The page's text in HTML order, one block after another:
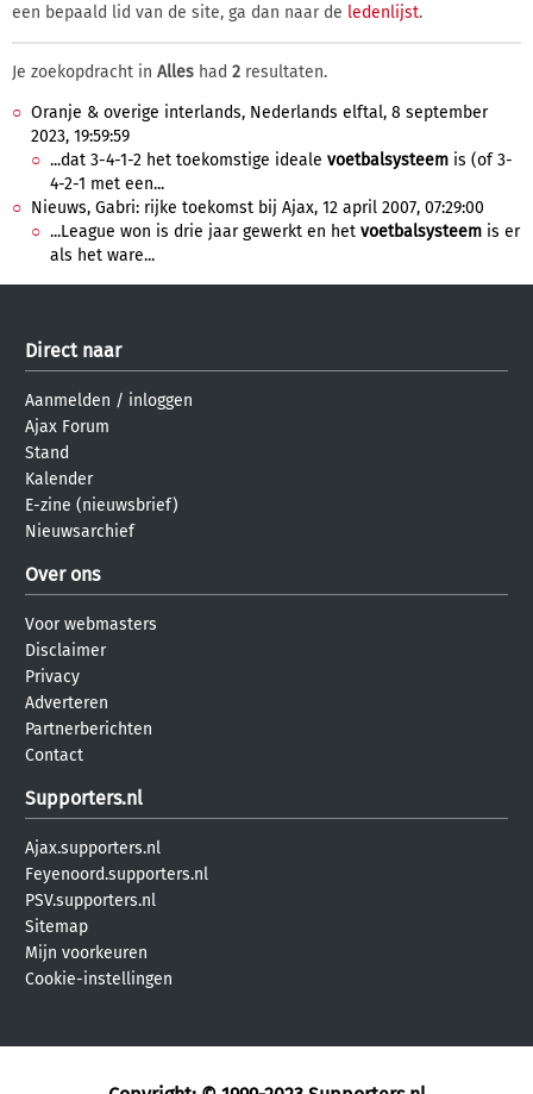
een bepaald lid van de site, ga dan naar de ledenlijst.
Je zoekopdracht in Alles had 2 resultaten.
Oranje & overige interlands, Nederlands elftal, 8 september
2023, 19:59:59
...dat 3-4-1-2 het toekomstige ideale voetbalsysteem is (of 3-
4-2-1 met een...
Nieuws, Gabri: rijke toekomst bij Ajax, 12 april 2007, 07:29:00
...League won is drie jaar gewerkt en het voetbalsysteem is er
als het ware...
Direct naar
Aanmelden / inloggen
Ajax Forum
Stand
Kalender
E-zine (nieuwsbrief)
Nieuwsarchief
Over ons
Voor webmasters
Disclaimer
Privacy
Adverteren
Partnerberichten
Contact
Supporters.nl
Ajax.supporters.nl
Feyenoord.supporters.nl
PSV.supporters.nl
Sitemap
Mijn voorkeuren
Cookie-instellingen